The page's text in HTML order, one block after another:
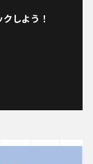
しよう！